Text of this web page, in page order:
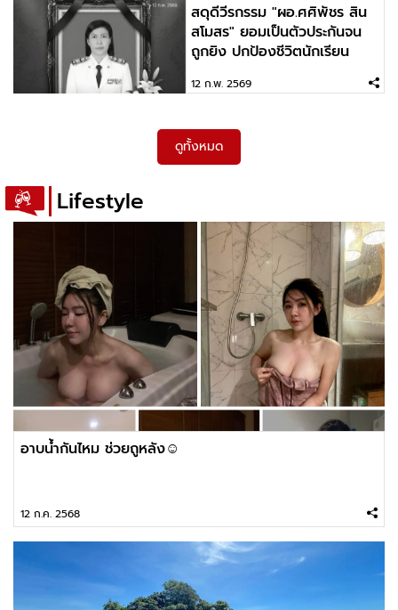
2026-02-10 09:36:16
ไม่มีสิทธิ์อะไรเลย นอกจากสิทธิ์แลกซื้อ🤣 Model:
Saaya Irie
สดุดีวีรกรรม "ผอ.ศศิพัชร สิน
สโมสร" ยอมเป็นตัวประกันจน
ถูกยิง ปกป้องชีวิตนักเรียน
12 ก.พ. 2569
ดูทั้งหมด
Lifestyle
อาบน้ำกันไหม ช่วยถูหลัง☺️
12 ก.ค. 2568